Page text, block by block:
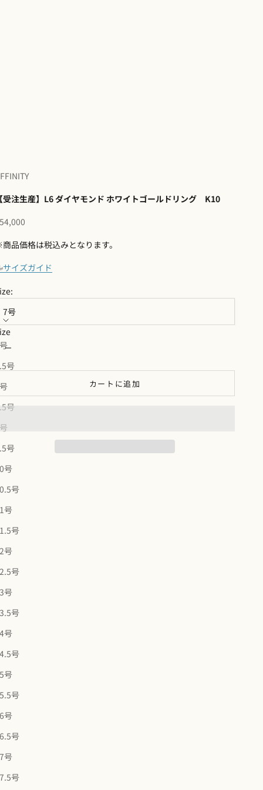
【受注生産】L6 ダイヤモンド ホワイトゴールドリング K10
ル価格
品価格は税込みとなります。
サイズガイド
7号
号
号
号
号
号
号
号
号
号
号
号
号
号
号
号
号
号
号
号
量を減らす
カートに追加
イヤカットにより、リング自体がさりげなくきらめくホワイト
ールドリングです。
でつければ華奢な印象、重ね付けでのアレンジもお楽しみくだ
。
商品情報】
腕幅約2.0mm
石］ダイヤモンド ※石の品質につきましては商品画
と同程度のものを使用して作成致します。
サイズ：7号~18号 ※サイズは0.5きざみでオーダーいただけま
。
・上記サイズの範囲内で±2号サイズ直し可能。（有料）
品番：GG23L006W0DIA
※モニターの発色の具合によって実際のものと色が異なる場合が
ざいます。ご了承ください。
別書は3,000円で発行が可能です。ご希望のお客様は下記ペー
からカートに追加をお願いいたします。